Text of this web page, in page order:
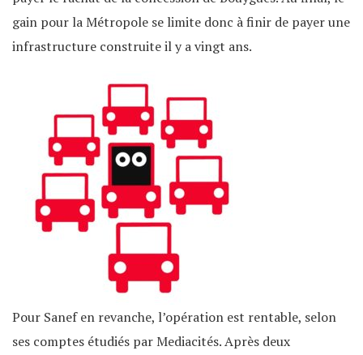
gain pour la Métropole se limite donc à finir de payer une
infrastructure construite il y a vingt ans.
Pour Sanef en revanche, l’opération est rentable, selon
ses comptes étudiés par Mediacités. Après deux